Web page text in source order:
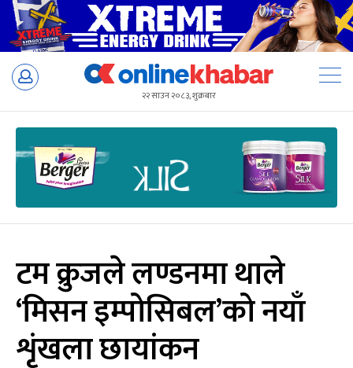
Skip
२२ साउन २०८३, शुक्रबार
टम क्रुजले लण्डनमा थाले
‘मिसन इम्पोसिबल’को नयाँ
शृंखला छायांकन